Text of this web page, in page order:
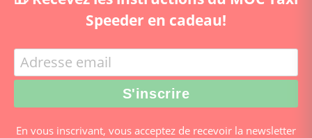
Speeder en cadeau!
En vous inscrivant, vous acceptez de recevoir la newsletter